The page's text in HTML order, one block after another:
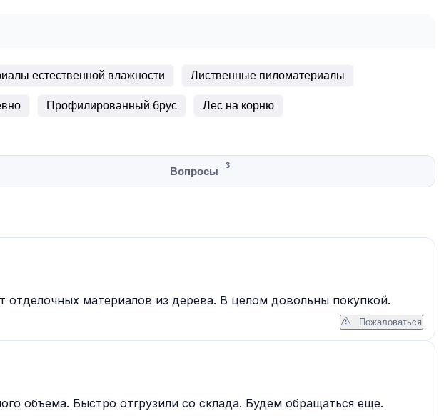
естественной влажности Лиственные пиломатериалы
Профилированный брус Лес на корню
Вопросы 3
материалов из дерева. В целом довольны покупкой.
Пожаловаться
объема. Быстро отгрузили со склада. Будем обращаться еще.